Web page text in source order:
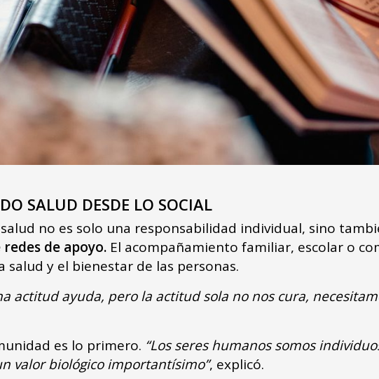
SALUD DESDE LO SOCIAL
no es solo una responsabilidad individual, sino
de apoyo. El acompañamiento familiar, escolar o
salud y el bienestar de las personas.
actitud ayuda, pero la actitud sola no nos cura,
es lo primero. “Los seres humanos somos
valor biológico importantísimo”, explicó.